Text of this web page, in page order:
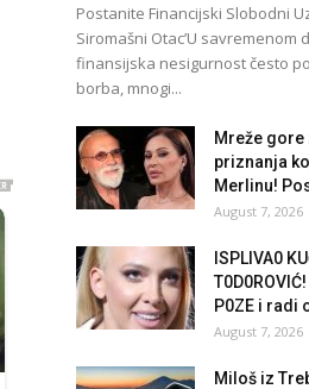
Postanite Financijski Slobodni
Siromašni Otac’U savremenom
finansijska nesigurnost često
borba, mnogi...
Mreže
priznanja
Merlinu!
August 7, 2026
lSPLlVA0
P0ZE i radi
August 7, 2026
Miloš iz